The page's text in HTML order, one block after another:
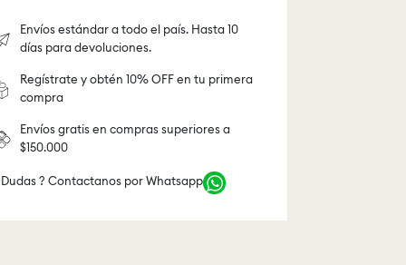
Envíos estándar a todo el país. Hasta 10
días para devoluciones.
Regístrate y obtén 10% OFF en tu primera
compra
Envíos gratis en compras superiores a
$150.000
Dudas ? Contactanos por Whatsapp